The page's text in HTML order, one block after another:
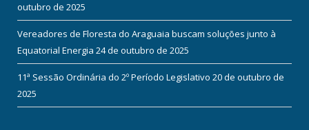
outubro de 2025
Vereadores de Floresta do Araguaia buscam soluções junto à
Equatorial Energia 24 de outubro de 2025
11ª Sessão Ordinária do 2º Período Legislativo 20 de outubro de
2025